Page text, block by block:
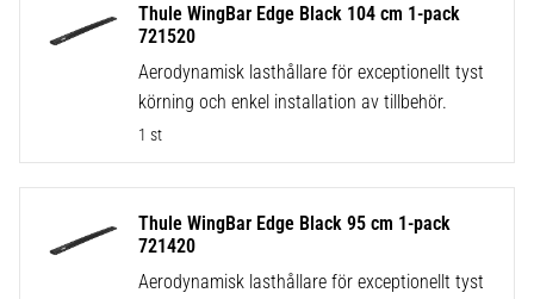
Thule WingBar Edge Black 104 cm 1-pack
721520
Aerodynamisk lasthållare för exceptionellt tyst
körning och enkel installation av tillbehör.
1 st
Thule WingBar Edge Black 95 cm 1-pack
721420
Aerodynamisk lasthållare för exceptionellt tyst